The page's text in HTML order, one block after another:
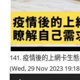
141. 疫情後的上網卡生
(Wed, 29 Nov 2023